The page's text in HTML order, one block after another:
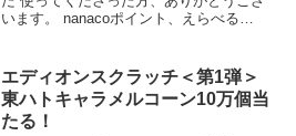
います。 nanacoポイント、えらべる
Pay→dポイントにするのもア...
エディオンスクラッチ＜第1弾＞
東ハトキャラメルコーン10万個当
たる！